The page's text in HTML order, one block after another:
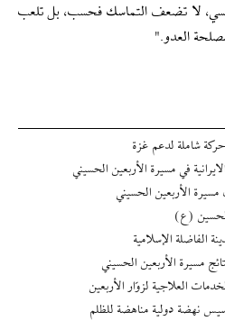
لا تضعف التماسك فحسب، بل تلعب
العدو."
شاملة لدعم غزة
الأربعين الحسيني
الحسين (ع)
الفاضلة الإسلامية
مسيرة الأربعين الحسيني
نهضة دولية مناهضة للظلم